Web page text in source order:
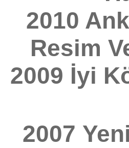
2010
Resim
2009 İyi
2007